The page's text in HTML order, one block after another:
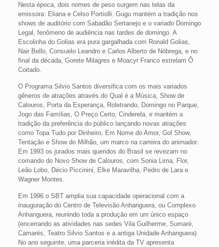
Nesta época, dois nomes de peso surgem nas telas da
emissora: Eliana e Celso Portiolli. Gugu mantém a tradição nos
shows de auditório com Sabadão Sertanejo e o variado Domingo
Legal, fenômeno de audiência nas tardes de domingo. A
Escolinha do Golias era pura gargalhada com Ronald Golias,
Nair Bello, Consuelo Leandro e Carlos Alberto de Nóbrega, e no
final da década, Gorete Milagres e Moacyr Franco estrelam Ô
Coitado.
O Programa Silvio Santos diversifica com os mais variados
gêneros de atrações através do Qual é a Música, Show de
Calouros, Porta da Esperança, Roletrando, Domingo no Parque,
Jogo das Famílias, O Preço Certo, Cinderela, e mantém a
tradição da preferência do público lançando novas atrações
como Topa Tudo por Dinheiro, Em Nome do Amor, Gol Show,
Tentação e Show do Milhão, um marco na carreira do animador.
Em 1993 os jurados mais queridos do Brasil se revezam no
comando do Novo Show de Calouros, com Sonia Lima, Flor,
Leão Lobo, Décio Piccinini, Elke Maravilha, Pedro de Lara e
Wagner Montes.
Em 1996 o SBT amplia sua capacidade operacional com a
inauguração do Centro de Televisão Anhanguera, ou Complexo
Anhanguera, reunindo toda a produção em um único espaço
(encerrando as atividades nas sedes Vila Guilherme, Sumaré,
Camarés, Teatro Silvio Santos e a antiga Unidade Anhanguera).
No ano seguinte, uma parceria inédita da TV apresenta